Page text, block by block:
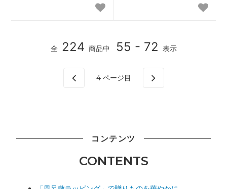
全 224 商品中 55 - 72 表示
4 ページ目
コンテンツ
CONTENTS